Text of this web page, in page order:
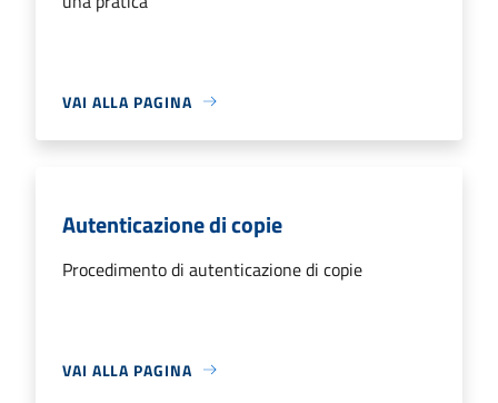
VAI ALLA PAGINA
Autenticazione di copie
Procedimento di autenticazione di copie
VAI ALLA PAGINA